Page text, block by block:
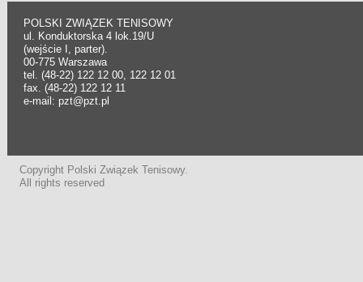
POLSKI ZWIĄZEK TENISOWY
ul. Konduktorska 4 lok.19/U
(wejście I, parter).
00-775 Warszawa
tel. (48-22) 122 12 00, 122 12 01
fax. (48-22) 122 12 11
e-mail: pzt@pzt.pl
Copyright Polski Związek Tenisowy.
All rights reserved